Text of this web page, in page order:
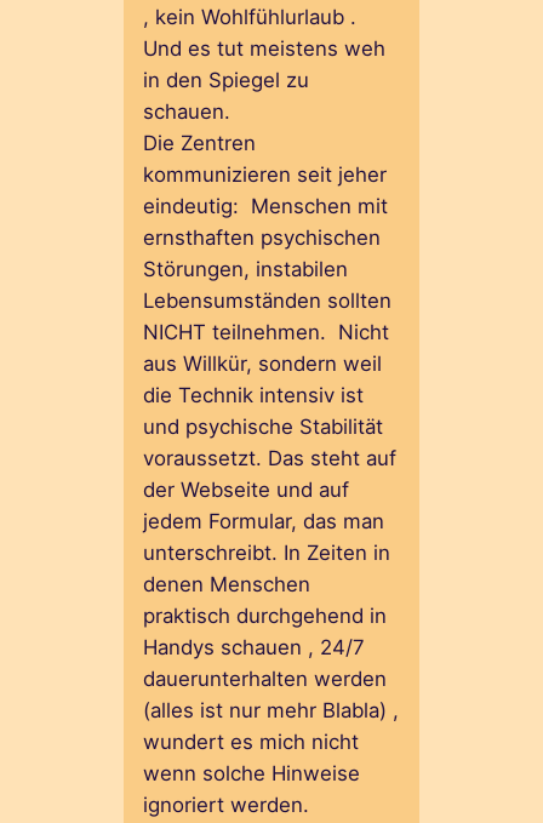
, kein Wohlfühlurlaub .
Und es tut meistens weh
in den Spiegel zu
schauen.
Die Zentren
kommunizieren seit jeher
eindeutig: Menschen mit
ernsthaften psychischen
Störungen, instabilen
Lebensumständen sollten
NICHT teilnehmen. Nicht
aus Willkür, sondern weil
die Technik intensiv ist
und psychische Stabilität
voraussetzt. Das steht auf
der Webseite und auf
jedem Formular, das man
unterschreibt. In Zeiten in
denen Menschen
praktisch durchgehend in
Handys schauen , 24/7
dauerunterhalten werden
(alles ist nur mehr Blabla) ,
wundert es mich nicht
wenn solche Hinweise
ignoriert werden.